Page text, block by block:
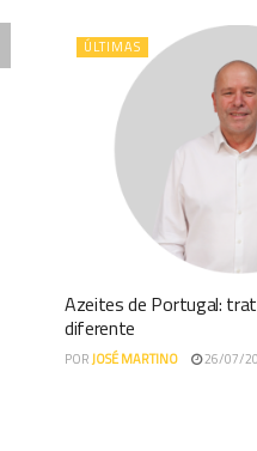
ÚLTIMAS
Azeites de Portugal:
diferente
PORJOSÉ MARTINO 26/07/